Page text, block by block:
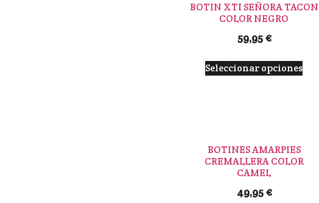
BOTIN XTI SEÑORA TACON
COLOR NEGRO
59,95€
Seleccionar opciones
BOTINES AMARPIES
CREMALLERA COLOR
CAMEL
49,95€